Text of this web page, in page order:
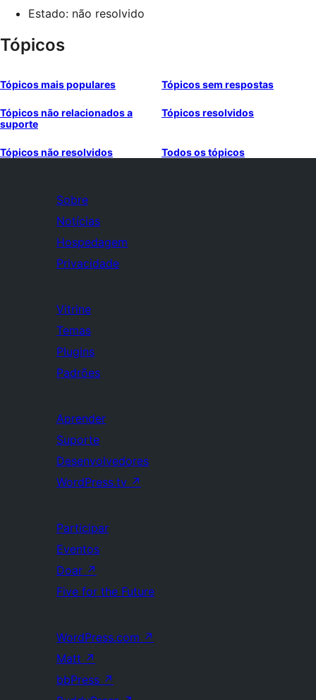
Estado: não resolvido
Tópicos
Tópicos mais populares Tópicos sem respostas
Tópicos não relacionados a
suporte
Tópicos resolvidos
Tópicos não resolvidos Todos os tópicos
Sobre
Notícias
Hospedagem
Privacidade
Vitrine
Temas
Plugins
Padrões
Aprender
Suporte
Desenvolvedores
WordPress.tv ↗
Participar
Eventos
Doar ↗
Five for the Future
WordPress.com ↗
Matt ↗
bbPress ↗